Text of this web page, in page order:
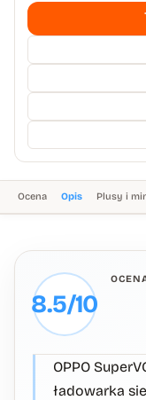
Ocena Opis Plusy i
8.5/10
OPPO
ładowarka